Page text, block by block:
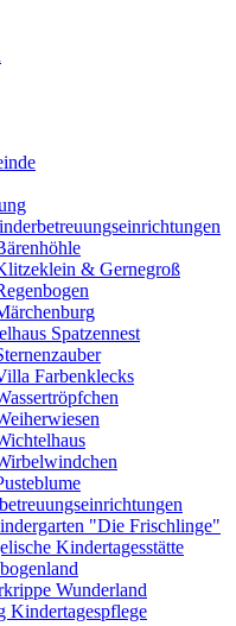
& Gernegroß
Spatzennest
Farbenklecks
"Die Frischlinge"
Kindertagesstätte
Wunderland
Kindertagespflege